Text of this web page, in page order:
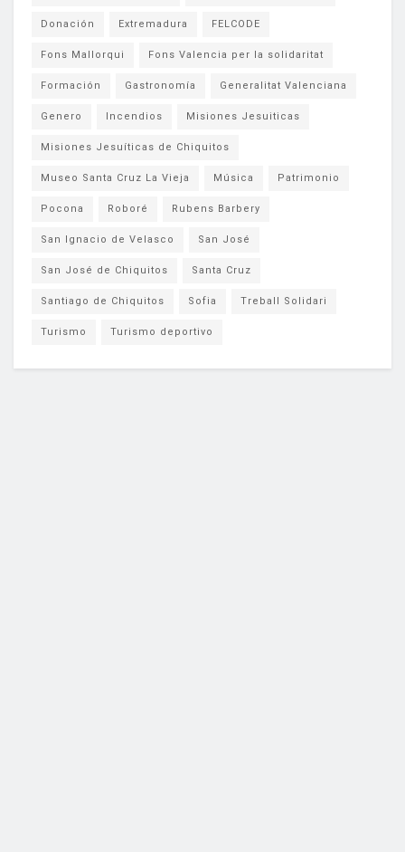
Donación Extremadura FELCODE
Fons Mallorqui Fons Valencia per la solidaritat
Formación Gastronomía Generalitat Valenciana
Genero Incendios Misiones Jesuiticas
Misiones Jesuíticas de Chiquitos
Museo Santa Cruz La Vieja Música Patrimonio
Pocona Roboré Rubens Barbery
San Ignacio de Velasco San José
San José de Chiquitos Santa Cruz
Santiago de Chiquitos Sofia Treball Solidari
Turismo Turismo deportivo